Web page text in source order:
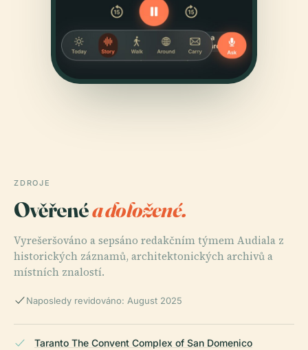
ZDROJE
Ověřenéa doložené.
Vyrešeršováno a sepsáno redakčním týmem Audiala z
historických záznamů, architektonických archivů a
místních znalostí.
Naposledy revidováno: August 2025
Taranto The Convent Complex of San Domenico